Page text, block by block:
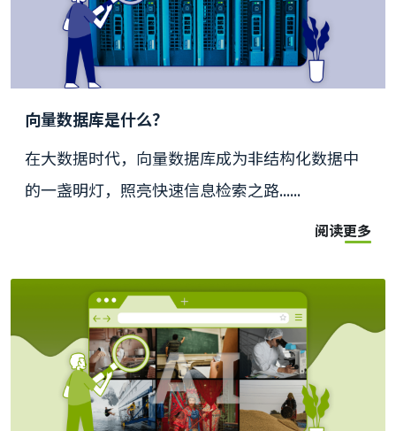
向量数据库是什么？
在大数据时代，向量数据库成为非结构化数据中
的一盏明灯，照亮快速信息检索之路......
阅读更多